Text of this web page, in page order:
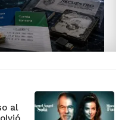
al